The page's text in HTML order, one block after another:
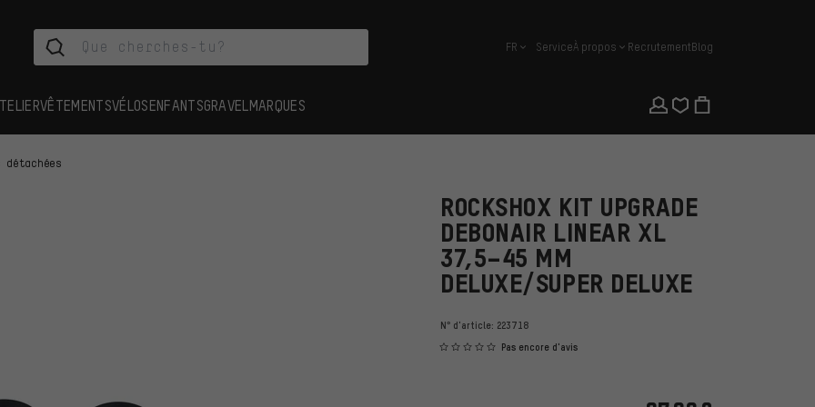
français
FR ServiceÀ propos RecrutementBlog
VÊTEMENTSVÉLOSENFANTSGRAVEL MARQUES
détachées
ROCKSHOX KIT UPGRADE
DEBONAIR LINEAR XL
37,5–45 MM
DELUXE/SUPER DELUXE
N° d'article: 223718
Pas encore d'avis